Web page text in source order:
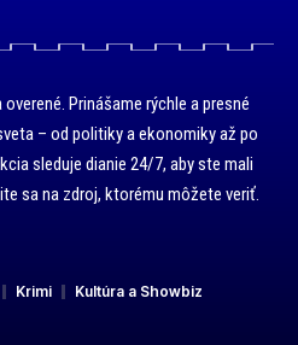
Prinášame rýchle a presné
– od politiky a ekonomiky až po
sleduje dianie 24/7, aby ste mali
sa na zdroj, ktorému môžete veriť.
Krimi
Kultúra a Showbiz